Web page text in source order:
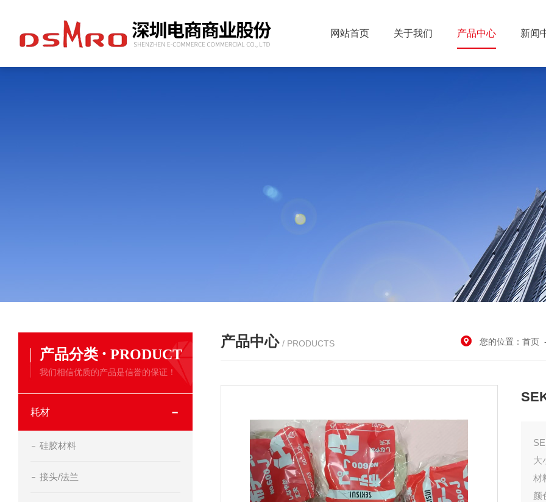
网站首页 关于我们 产品中心 新闻
产品分类 · PRODUCT
我们相信优质的产品是信誉的保证！
耗材
硅胶材料
接头/法兰
产品中心 / PRODUCTS 您的位置： 首页
大
材
颜